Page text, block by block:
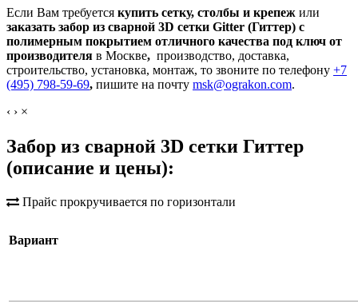
Если Вам требуется купить сетку, столбы и крепеж или
заказать забор из сварной 3D сетки Gitter (Гиттер) с
полимерным покрытием отличного качества под ключ от
производителя в Москве, производство, доставка,
строительство, установка, монтаж, то звоните по телефону +7
(495) 798-59-69, пишите на почту msk@ograkon.com.
‹ › ×
Забор из сварной 3D сетки Гиттер
(описание и цены):
Прайс прокручивается по горизонтали
Вариант